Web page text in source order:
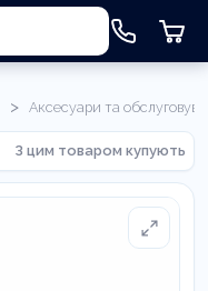
> Аксесуари та
З цим товаром купують